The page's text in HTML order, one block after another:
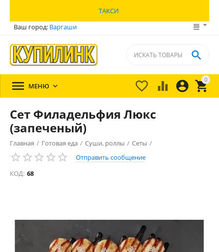
ТАКСИ
Ваш город: Варгаши
0


 

 МЕНЮ 
Сет Филадельфия Люкс
(запеченый)
Главная / Готовая еда / Суши, роллы / Сеты /
Отправить сообщение
КОД: 68